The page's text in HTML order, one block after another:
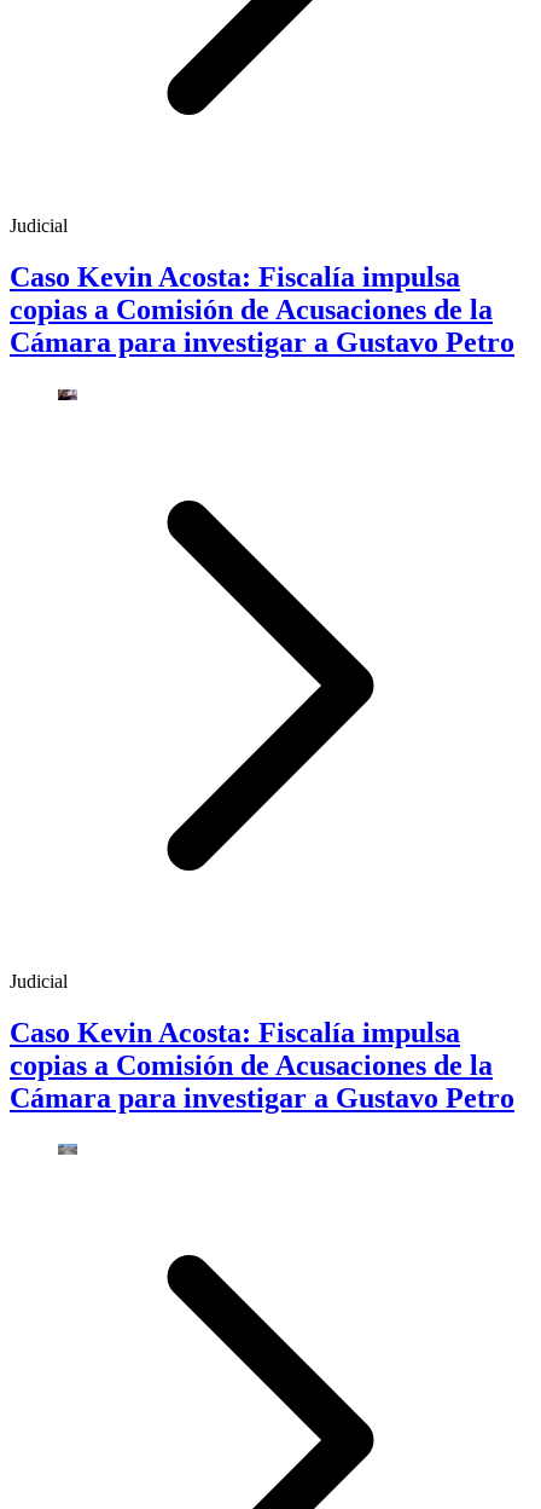
Judicial
Caso Kevin Acosta: Fiscalía impulsa
copias a Comisión de Acusaciones de la
Cámara para investigar a Gustavo Petro
Judicial
Caso Kevin Acosta: Fiscalía impulsa
copias a Comisión de Acusaciones de la
Cámara para investigar a Gustavo Petro